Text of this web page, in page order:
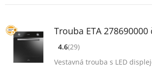
Trouba ETA 278690000
[common_new:review_aria]
([common_new:rating_count]
4.6
z 5
4.6(29)
Vestavná trouba s LED